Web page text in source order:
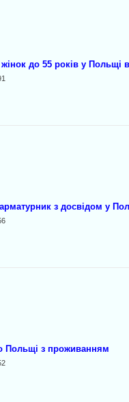
до 55 років у Польщі
з досвідом у
Польщі з проживанням